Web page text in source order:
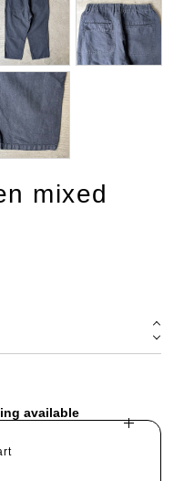
mixed
available